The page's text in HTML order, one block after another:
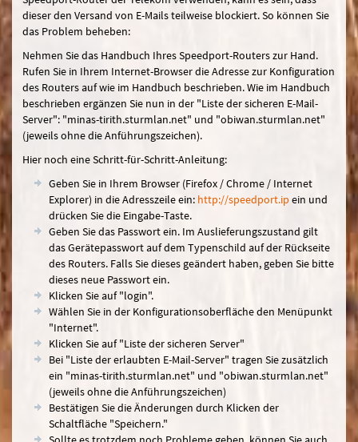
dieser den Versand von E-Mails teilweise blockiert. So können Sie
das Problem beheben:
Nehmen Sie das Handbuch Ihres Speedport-Routers zur Hand.
Rufen Sie in Ihrem Internet-Browser die Adresse zur Konfiguration
des Routers auf wie im Handbuch beschrieben. Wie im Handbuch
beschrieben ergänzen Sie nun in der "Liste der sicheren E-Mail-
Server": "minas-tirith.sturmlan.net" und "obiwan.sturmlan.net"
(jeweils ohne die Anführungszeichen).
Hier noch eine Schritt-für-Schritt-Anleitung:
Geben Sie in Ihrem Browser (Firefox / Chrome / Internet
Explorer) in die Adresszeile ein: http://speedport.ip ein und
drücken Sie die Eingabe-Taste.
Geben Sie das Passwort ein. Im Auslieferungszustand gilt
das Gerätepasswort auf dem Typenschild auf der Rückseite
des Routers. Falls Sie dieses geändert haben, geben Sie bitte
dieses neue Passwort ein.
Klicken Sie auf "login".
Wählen Sie in der Konfigurationsoberfläche den Menüpunkt
"Internet".
Klicken Sie auf "Liste der sicheren Server"
Bei "Liste der erlaubten E-Mail-Server" tragen Sie zusätzlich
ein "minas-tirith.sturmlan.net" und "obiwan.sturmlan.net"
(jeweils ohne die Anführungszeichen)
Bestätigen Sie die Änderungen durch Klicken der
Schaltfläche "Speichern."